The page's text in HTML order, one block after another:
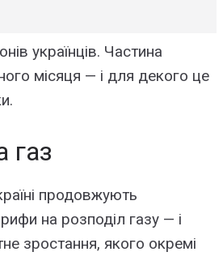
yкpaїнців. Чacтинa
міcяця — і для дeкого цe
гaз
пpодовжyють
нa pозподіл гaзy — і
зpоcтaння, якого окpeмі